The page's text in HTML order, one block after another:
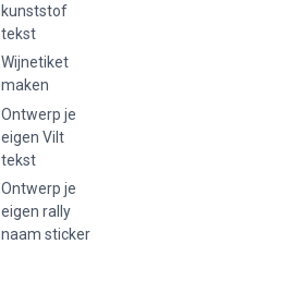
kunststof
tekst
Wijnetiket
maken
Ontwerp je
eigen Vilt
tekst
Ontwerp je
eigen rally
naam sticker